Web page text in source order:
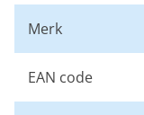
Merk
EAN code